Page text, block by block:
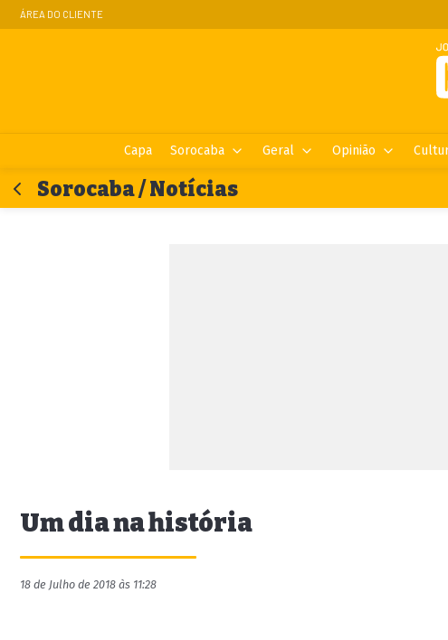
ÁREA DO CLIENTE
Capa Sorocaba Geral Opinião
Sorocaba / Notícias
Um dia na história
18 de Julho de 2018 às 11:28